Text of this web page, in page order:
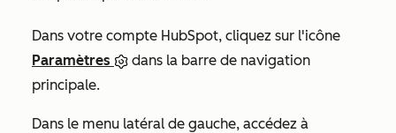
Dans votre compte HubSpot, cliquez sur l'icône
Paramètres
dans la barre de navigation
principale.
Dans le menu latéral de gauche, accédez à